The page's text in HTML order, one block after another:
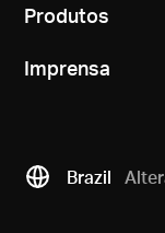
Produtos
Imprensa
Brazil